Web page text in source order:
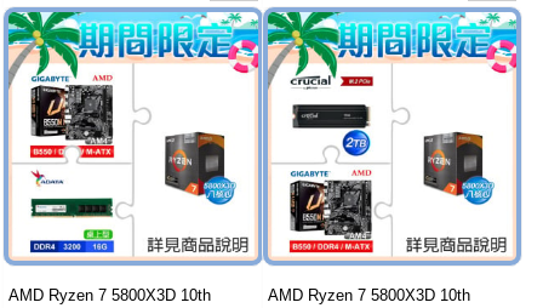
AMD Ryzen 7 5800X3D 10th
AMD Ryzen 7 5800X3D 10th